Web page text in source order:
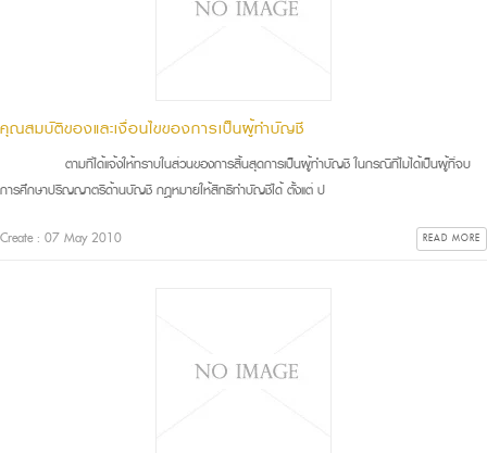
คุณสมบัติของและเงื่อนไขของการเป็นผู้ทำบัญชี
ตามที่ได้แจ้งให้ทราบในส่วนของการสิ้นสุดการเป็นผู้ทำบัญชี ในกรณีที่ไม่ได้เป็นผู้ที่จบ
การศึกษาปริญญาตรีด้านบัญชี กฎหมายให้สิทธิทำบัญชีได้ ตั้งแต่ ป
Create : 07 May 2010 READ MORE